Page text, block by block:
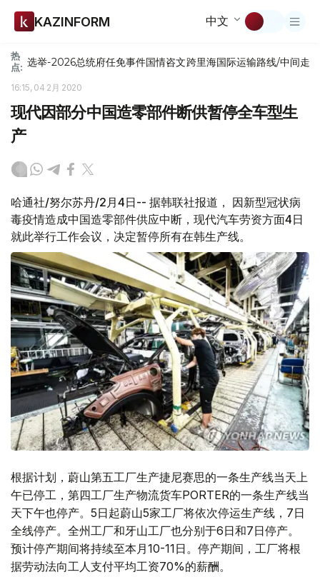
KAZINFORM 中文
热
点: 选举-2026总统府任免事件国情咨文跨里海国际运输路线/中间走廊
16:15, 04 2月 2020
现代因部分中国造零部件断供暂停全车型生
产
哈通社/努尔苏丹/2月4日-- 据韩联社报道， 因新型冠状病
毒疫情造成中国造零部件供应中断，现代汽车劳资方面4日
就此举行工作会议，决定暂停所有在韩生产线。
根据计划，蔚山第五工厂生产捷尼赛思的一条生产线当天上
午已停工，第四工厂生产物流货车PORTER的一条生产线当
天下午也停产。5日起蔚山5家工厂将依次停运生产线，7日
全线停产。全州工厂和牙山工厂也分别于6日和7日停产。
预计停产期间将持续至本月10-11日。停产期间，工厂将根
据劳动法向工人支付平均工资70%的薪酬。